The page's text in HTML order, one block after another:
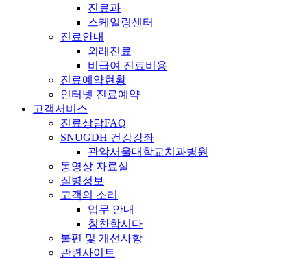
진료과
스케일링센터
진료안내
외래진료
비급여 진료비용
진료예약현황
인터넷 진료예약
고객서비스
진료상담FAQ
SNUGDH 건강강좌
관악서울대학교치과병원
동영상 자료실
질병정보
고객의 소리
업무 안내
칭찬합시다
불편 및 개선사항
관련사이트